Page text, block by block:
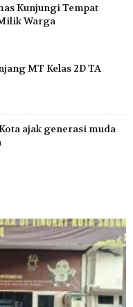
Kunjungi Tempat
Warga
MT Kelas 2D TA
ajak generasi muda